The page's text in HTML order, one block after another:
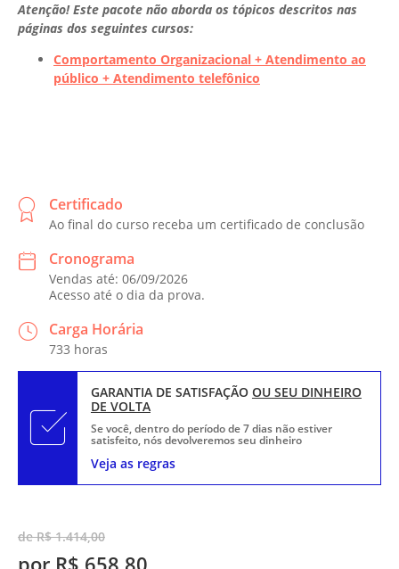
Atenção! Este pacote não aborda os tópicos descritos nas
páginas dos seguintes cursos:
Comportamento Organizacional + Atendimento ao
público + Atendimento telefônico
de R$ 1.414,00
por R$ 658,80
Certificado
Ao final do curso receba um certificado de conclusão
Cronograma
Vendas até: 06/09/2026
Acesso até o dia da prova.
Carga Horária
733 horas
GARANTIA DE SATISFAÇÃO OU SEU DINHEIRO
DE VOLTA
Se você, dentro do período de 7 dias não estiver
satisfeito, nós devolveremos seu dinheiro
Veja as regras